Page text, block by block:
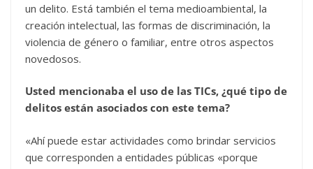
un delito. Está también el tema medioambiental, la
creación intelectual, las formas de discriminación, la
violencia de género o familiar, entre otros aspectos
novedosos.
Usted mencionaba el uso de las TICs, ¿qué tipo de
delitos están asociados con este tema?
«Ahí puede estar actividades como brindar servicios
que corresponden a entidades públicas «porque